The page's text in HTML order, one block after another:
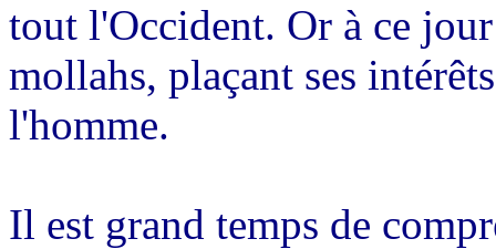
tout l'Occident. Or à ce
mollahs, plaçant ses
l'homme.
Il est grand temps de